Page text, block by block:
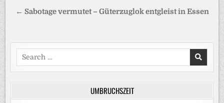
← Sabotage vermutet – Güterzuglok entgleist in Essen
Search
for:
UMBRUCHSZEIT